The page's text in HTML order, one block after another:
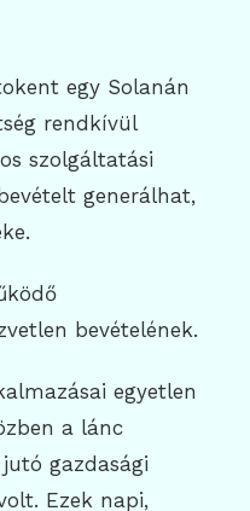
egy Solanán
rendkívül
szolgáltatási
generálhat,
bevételének.
egyetlen
a lánc
gazdasági
Ezek napi,